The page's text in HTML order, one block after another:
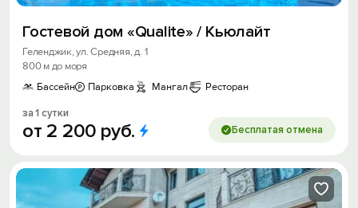
Гостевой дом «Qualite» / Кьюлайт
Геленджик, ул. Средняя, д. 1
800 м до моря
Бассейн
Парковка Мангал Ресторан
за 1 сутки
от 2 200 руб. Бесплатая отмена